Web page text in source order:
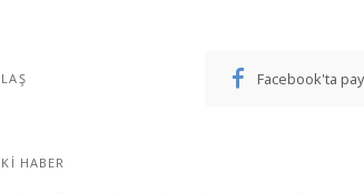
Facebook'ta
HABER